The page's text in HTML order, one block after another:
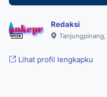
Redaksi
Lihat profil lengkapku